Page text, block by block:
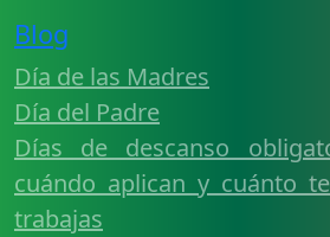
Blog
Día de las Madres
Día del Padre
Días de descanso
cuándo aplican y cuánto
trabajas